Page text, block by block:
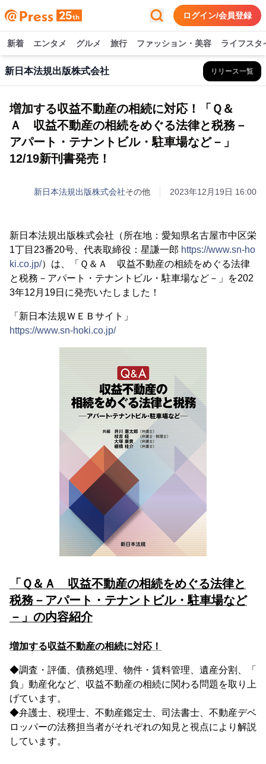
ログイン/会員登録
新着 エンタメ グルメ 旅行 ファッション・美容 ライフスタ
新日本法規出版株式会社 リリース一覧
増加する収益不動産の相続に対応！「Ｑ＆
Ａ 収益不動産の相続をめぐる法律と税務－
アパート・テナントビル・駐車場など－」
12/19新刊書発売！
新日本法規出版株式会社その他 2023年12月19日 16:00
新日本法規出版株式会社（所在地：愛知県名古屋市中区栄
1丁目23番20号、代表取締役：星謙一郎 https://www.sn-ho
ki.co.jp/）は、「Ｑ＆Ａ 収益不動産の相続をめぐる法律
と税務－アパート・テナントビル・駐車場など－」を202
3年12月19日に発売いたしました！
「新日本法規ＷＥＢサイト」
https://www.sn-hoki.co.jp/
「Ｑ＆Ａ 収益不動産の相続をめぐる法律と
税務－アパート・テナントビル・駐車場など
－」の内容紹介
増加する収益不動産の相続に対応！
◆調査・評価、債務処理、物件・賃料管理、遺産分割、「
負」動産化など、収益不動産の相続に関わる問題を取り上
げています。
◆弁護士、税理士、不動産鑑定士、司法書士、不動産デベ
ロッパーの法務担当者がそれぞれの知見と視点により解説
しています。